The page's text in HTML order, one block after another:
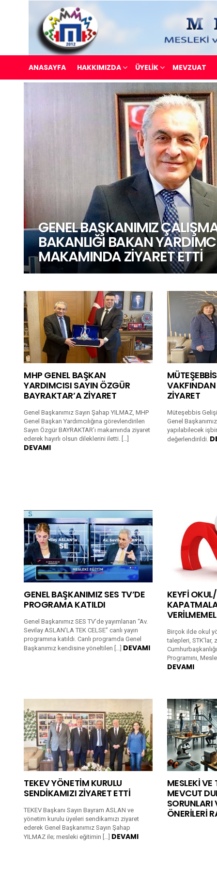
ANASAYFA HAKKIMIZDA ÜYELİK MEVZUAT
SON
GENEL BAŞKANIMIZ
BAKANLIĞI BAKAN
MAKAMINDA ZİYARET ETTİ
DAHA
FAZLA
HIKAYE
MHP GENEL BAŞKAN
YARDIMCISI SAYIN ÖZGÜR
BAYRAKTAR’A ZİYARET
Genel Başkanımız Sayın Şahap YILMAZ, MHP
Genel Başkan Yardımcılığına görevlendirilen
Sayın Özgür BAYRAKTAR’ı makamında ziyaret
ederek hayırlı olsun dileklerini iletti. […]
DEVAMI
ZİYARET
Müteşebbis
Genel
yapılabilecek
değerlendirildi.
GENEL BAŞKANIMIZ SES TV’DE
PROGRAMA KATILDI
Genel Başkanımız SES TV’de yayımlanan “Av.
Sevilay ASLAN’LA TEK CELSE” canlı yayın
programına katıldı. Canlı programda Genel
Başkanımız kendisine yöneltilen […] DEVAMI
KEYFİ
Birçok ilde okul
talepleri, STK’lar,
Programını,
DEVAMI
TEKEV YÖNETİM KURULU
SENDİKAMIZI ZİYARET ETTİ
TEKEV Başkanı Sayın Bayram ASLAN ve
yönetim kurulu üyeleri sendikamızı ziyaret
ederek Genel Başkanımız Sayın Şahap
YILMAZ ile; mesleki eğitimin […] DEVAMI
MESLEKİ
MEVCUT
ÖNERİLERİ